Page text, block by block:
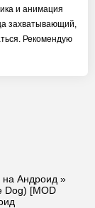
и анимация
захватывающий,
Рекомендую
Андроид »
Dog) [MOD